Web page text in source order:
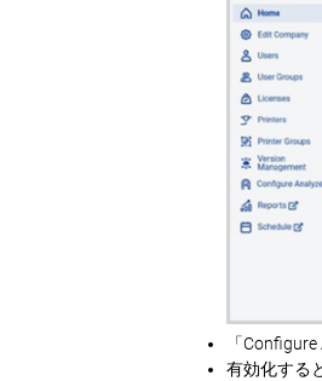
「
有効化する